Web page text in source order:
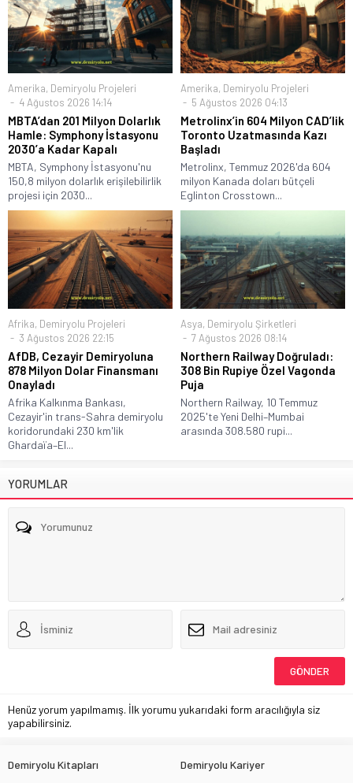
Amerika, Demiryolu Projeleri
4 Ağustos 2026 14:14
MBTA’dan 201 Milyon Dolarlık
Hamle: Symphony İstasyonu
2030’a Kadar Kapalı
MBTA, Symphony İstasyonu'nu
150,8 milyon dolarlık erişilebilirlik
projesi için 2030...
Amerika, Demiryolu Projeleri
5 Ağustos 2026 04:13
Metrolinx’in 604 Milyon CAD’lik
Toronto Uzatmasında Kazı
Başladı
Metrolinx, Temmuz 2026'da 604
milyon Kanada doları bütçeli
Eglinton Crosstown...
Afrika, Demiryolu Projeleri
3 Ağustos 2026 22:15
AfDB, Cezayir Demiryoluna
878 Milyon Dolar Finansmanı
Onayladı
Afrika Kalkınma Bankası,
Cezayir'in trans-Sahra demiryolu
koridorundaki 230 km'lik
Ghardaïa–El...
Asya, Demiryolu Şirketleri
7 Ağustos 2026 08:14
Northern Railway Doğruladı:
308 Bin Rupiye Özel Vagonda
Puja
Northern Railway, 10 Temmuz
2025'te Yeni Delhi–Mumbai
arasında 308.580 rupi...
YORUMLAR
Henüz yorum yapılmamış. İlk yorumu yukarıdaki form aracılığıyla siz
yapabilirsiniz.
Demiryolu Kitapları Demiryolu Kariyer